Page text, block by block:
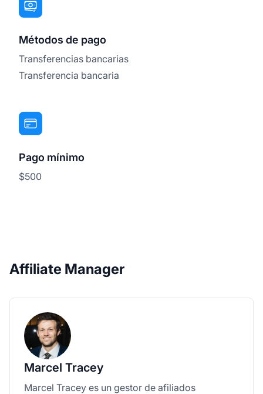
Métodos de pago
Transferencias bancarias
Transferencia bancaria
Pago mínimo
$500
Affiliate Manager
Marcel Tracey
Marcel Tracey es un gestor de afiliados